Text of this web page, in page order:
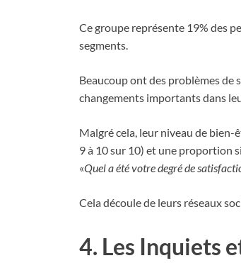
Ce groupe représente 19% des
segments.
Beaucoup ont des problèmes de
changements importants dans
Malgré cela, leur niveau de bien-
9 à 10 sur 10) et une proportion
«Quel a été votre degré de
Cela découle de leurs réseaux
4. Les Inquiets